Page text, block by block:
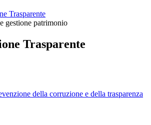
Trasparente
gestione patrimonio
Trasparente
della corruzione e della trasparenza